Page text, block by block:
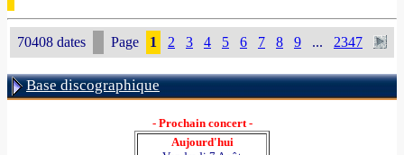
70408 dates Page 1 2 3 4 5 6 7 8 9 ... 2347
Base discographique
- Prochain concert -
Aujourd'hui